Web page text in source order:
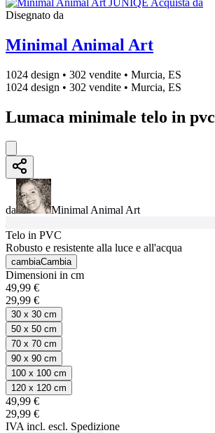
Disegnato da
Minimal Animal Art
1024 design • 302 vendite • Murcia, ES
1024 design • 302 vendite • Murcia, ES
Lumaca minimale telo in pvc
da Minimal Animal Art
Telo in PVC
Robusto e resistente alla luce e all'acqua
cambiaCambia
Dimensioni in cm
49,99 €
29,99 €
30 x 30 cm
50 x 50 cm
70 x 70 cm
90 x 90 cm
100 x 100 cm
120 x 120 cm
49,99 €
29,99 €
IVA incl. escl. Spedizione